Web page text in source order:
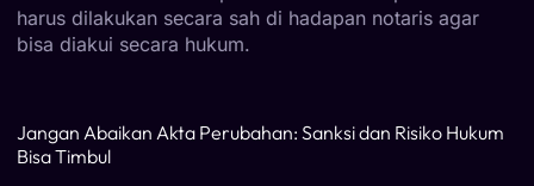
harus dilakukan secara sah di hadapan notaris agar
bisa diakui secara hukum.
Jangan Abaikan Akta Perubahan: Sanksi dan Risiko Hukum
Bisa Timbul